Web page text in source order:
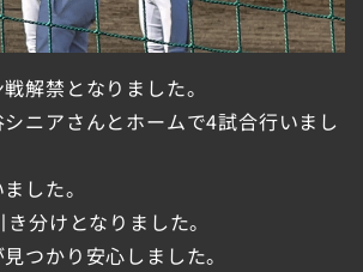
解禁となりました。
ニアさんとホームで4試合行いまし
した。
分けとなりました。
つかり安心しました。